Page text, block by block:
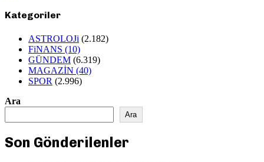
Kategoriler
ASTROLOJi (2.182)
FiNANS (10)
GÜNDEM (6.319)
MAGAZİN (40)
SPOR (2.996)
Ara
Ara
Son Gönderilenler